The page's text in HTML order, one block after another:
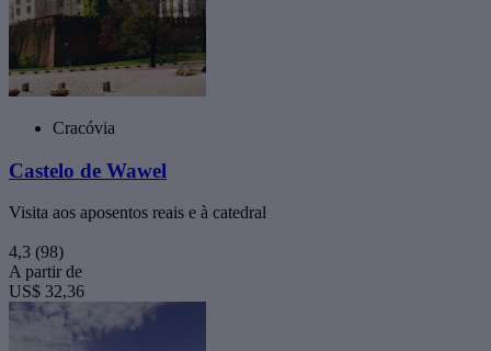
Cracóvia
Castelo de Wawel
Visita aos aposentos reais e à catedral
4,3 (98)
A partir de
US$ 32,36